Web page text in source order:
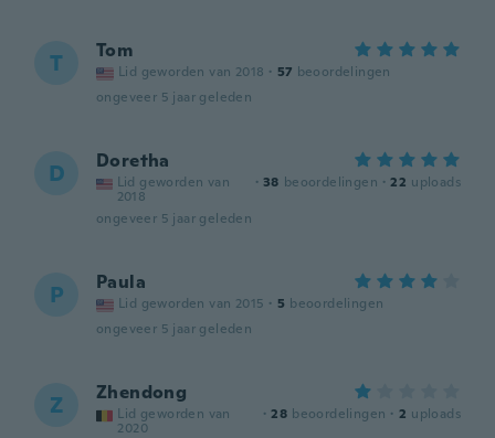
T Tom
Lid geworden van 2018 · 57 beoordelingen
ongeveer 5 jaar geleden
D Doretha
Lid geworden van
2018
· 38 beoordelingen · 22 uploads
ongeveer 5 jaar geleden
P Paula
Lid geworden van 2015 · 5 beoordelingen
ongeveer 5 jaar geleden
Z Zhendong
Lid geworden van
2020
· 28 beoordelingen · 2 uploads